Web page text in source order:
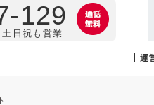
129
日祝も営業
運